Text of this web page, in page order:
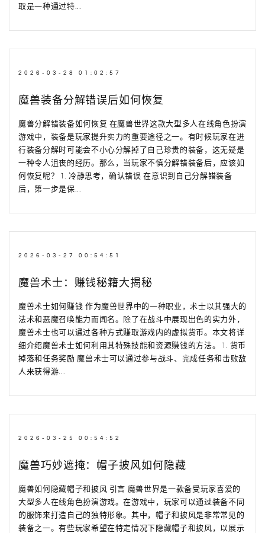
取是一种通过特...
2026-03-28 01:02:57
魔兽装备分解错误后如何恢复
魔兽分解错装备如何恢复 在魔兽世界这款大型多人在线角色扮演
游戏中，装备是玩家提升实力的重要途径之一。有时候玩家在进
行装备分解时可能会不小心分解掉了自己珍贵的装备，这无疑是
一种令人沮丧的经历。那么，当玩家不慎分解错装备后，应该如
何恢复呢？ 1. 冷静思考，确认错误 在意识到自己分解错装备
后，第一步是保...
2026-03-27 00:54:51
魔兽术士：赚钱秘籍大揭秘
魔兽术士如何赚钱 作为魔兽世界中的一种职业，术士以其强大的
法术和恶魔召唤能力而闻名。除了在战斗中展现出色的实力外，
魔兽术士也可以通过各种方式赚取游戏内的虚拟货币。本文将详
细介绍魔兽术士如何利用其特殊技能和资源赚钱的方法。 1. 货币
掉落和任务奖励 魔兽术士可以通过参与战斗、完成任务和击败敌
人来获得游...
2026-03-25 00:54:52
魔兽巧妙遮掩：帽子披风如何隐藏
魔兽如何隐藏帽子和披风 引言 魔兽世界是一款备受玩家喜爱的
大型多人在线角色扮演游戏。在游戏中，玩家可以通过装备不同
的服饰来打造自己的独特形象。其中，帽子和披风是非常常见的
装备之一。有些玩家希望在特定情况下隐藏帽子和披风，以展示